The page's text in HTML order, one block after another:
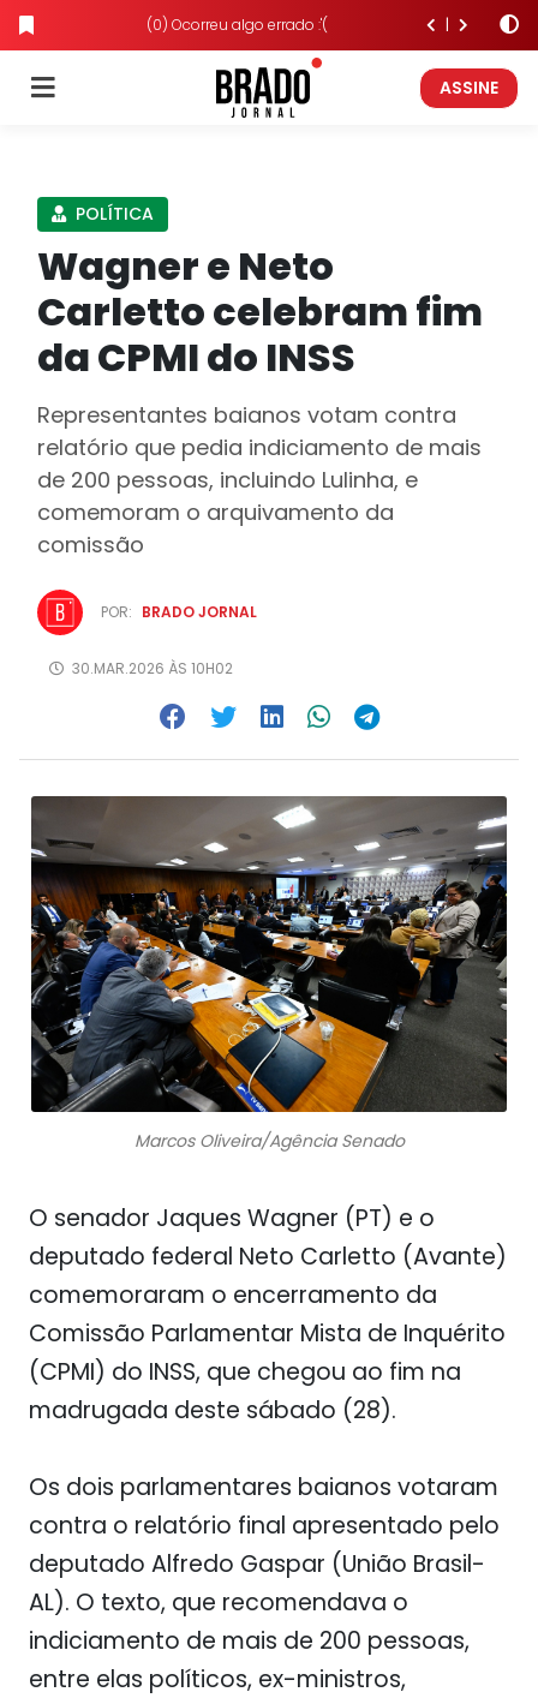
(0) Ocorreu algo errado :'(
ASSINE
POLÍTICA
Wagner e Neto
Carletto celebram fim
da CPMI do INSS
Representantes baianos votam contra
relatório que pedia indiciamento de mais
de 200 pessoas, incluindo Lulinha, e
comemoram o arquivamento da
comissão
POR: BRADO JORNAL
30.MAR.2026 ÀS 10H02
Marcos Oliveira/Agência Senado
O senador Jaques Wagner (PT) e o
deputado federal Neto Carletto (Avante)
comemoraram o encerramento da
Comissão Parlamentar Mista de Inquérito
(CPMI) do INSS, que chegou ao fim na
madrugada deste sábado (28).
Os dois parlamentares baianos votaram
contra o relatório final apresentado pelo
deputado Alfredo Gaspar (União Brasil-
AL). O texto, que recomendava o
indiciamento de mais de 200 pessoas,
entre elas políticos, ex-ministros,